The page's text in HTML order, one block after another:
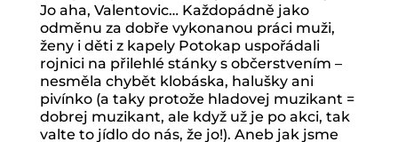
Jo aha, Valentovic… Každopádně jako
odměnu za dobře vykonanou práci muži,
ženy i děti z kapely Potokap uspořádali
rojnici na přilehlé stánky s občerstvením –
nesměla chybět klobáska, halušky ani
pivínko (a taky protože hladovej muzikant =
dobrej muzikant, ale když už je po akci, tak
valte to jídlo do nás, že jo!). Aneb jak jsme